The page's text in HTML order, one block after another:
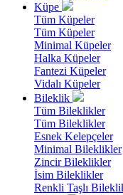
Küpe
Tüm Küpeler
Tüm Küpeler
Minimal Küpeler
Halka Küpeler
Fantezi Küpeler
Vidalı Küpeler
Bileklik
Tüm Bileklikler
Tüm Bileklikler
Esnek Kelepçeler
Minimal Bileklikler
Zincir Bileklikler
İsim Bileklikler
Renkli Taşlı